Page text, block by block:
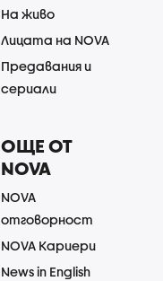
На живо
Лицата на NOVA
Предавания и
сериали
ОЩЕ ОТ
NOVA
NOVA
отговорност
NOVA Кариери
News in English